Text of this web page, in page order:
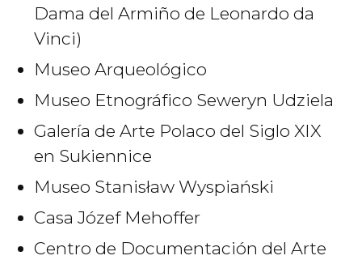
Dama del Armiño de Leonardo da
Vinci)
Museo Arqueológico
Museo Etnográfico Seweryn Udziela
Galería de Arte Polaco del Siglo XIX
en Sukiennice
Museo Stanisław Wyspiański
Casa Józef Mehoffer
Centro de Documentación del Arte